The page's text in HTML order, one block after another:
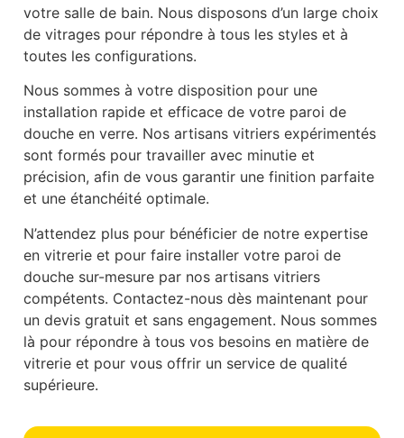
votre salle de bain. Nous disposons d’un large choix
de vitrages pour répondre à tous les styles et à
toutes les configurations.
Nous sommes à votre disposition pour une
installation rapide et efficace de votre paroi de
douche en verre. Nos artisans vitriers expérimentés
sont formés pour travailler avec minutie et
précision, afin de vous garantir une finition parfaite
et une étanchéité optimale.
N’attendez plus pour bénéficier de notre expertise
en vitrerie et pour faire installer votre paroi de
douche sur-mesure par nos artisans vitriers
compétents. Contactez-nous dès maintenant pour
un devis gratuit et sans engagement. Nous sommes
là pour répondre à tous vos besoins en matière de
vitrerie et pour vous offrir un service de qualité
supérieure.